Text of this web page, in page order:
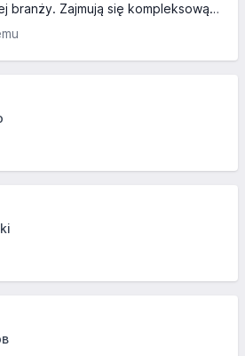
branży. Zajmują się kompleksową
taśmociągów, a także
montażu, jak i serwisu. Ich
terminowo i zawsze na
że sprzęt będzie działał
czas. Absolutnie polecam